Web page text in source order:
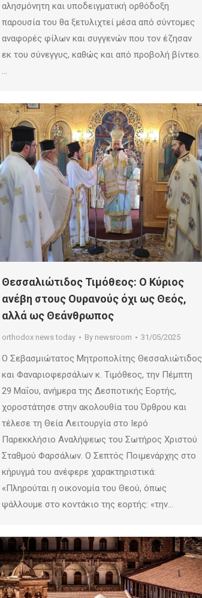
αλησμόνητη και υποδειγματική ορθόδοξη
παρουσία του θα ξετυλιχτεί μέσα από σύντομες
αναφορές φίλων και συγγενών που τον έζησαν
εκ του σύνεγγυς, καθώς και από προβολή βίντεο.
…
Θεσσαλιώτιδος Τιμόθεος: Ο Κύριος
ανέβη στους Ουρανούς όχι ως Θεός,
αλλά ως Θεάνθρωπος
orthodox news today By newsroom 31/05/2025
Ο Σεβασμιώτατος Μητροπολίτης Θεσσαλιώτιδος
και Φαναριοφερσάλων κ. Τιμόθεος, την Πέμπτη
29 Μαΐου, ανήμερα της Δεσποτικής Εορτής,
χοροστάτησε στην ακολουθία του Όρθρου και
τέλεσε τη Θεία Λειτουργία στο Ιερό
Παρεκκλήσιο Αναλήψεως του Σωτήρος Χριστού
Σταθμού Φαρσάλων. Ο Σεπτός Ποιμενάρχης στο
κήρυγμά του ανέφερε χαρακτηριστικά:
«Πληρούται η οικονομία του Θεού, όπως
ψάλλουμε στο κοντάκιο της εορτής: «την…